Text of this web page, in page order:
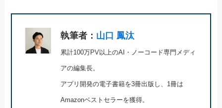
執筆者： 山口 鳳汰
累計100万PV以上のAI・ノーコード専門メディ
アの編集長。
アプリ開発の電子書籍を3冊出版し、1冊は
Amazonベストセラーを獲得。